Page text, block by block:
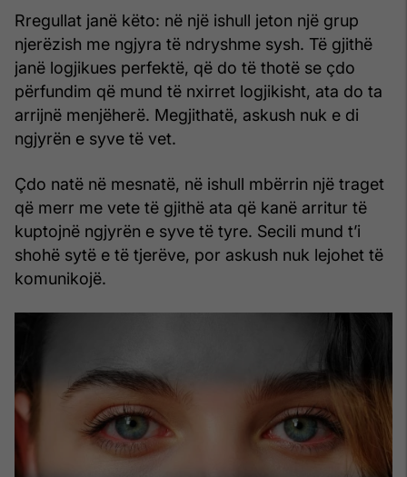
Rregullat janë këto: në një ishull jeton një grup
njerëzish me ngjyra të ndryshme sysh. Të gjithë
janë logjikues perfektë, që do të thotë se çdo
përfundim që mund të nxirret logjikisht, ata do ta
arrijnë menjëherë. Megjithatë, askush nuk e di
ngjyrën e syve të vet.
Çdo natë në mesnatë, në ishull mbërrin një traget
që merr me vete të gjithë ata që kanë arritur të
kuptojnë ngjyrën e syve të tyre. Secili mund t’i
shohë sytë e të tjerëve, por askush nuk lejohet të
komunikojë.